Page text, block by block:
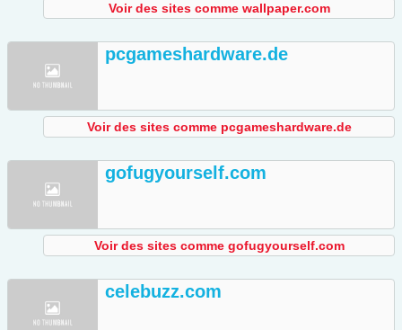
Voir des sites comme wallpaper.com
pcgameshardware.de
Voir des sites comme pcgameshardware.de
gofugyourself.com
Voir des sites comme gofugyourself.com
celebuzz.com